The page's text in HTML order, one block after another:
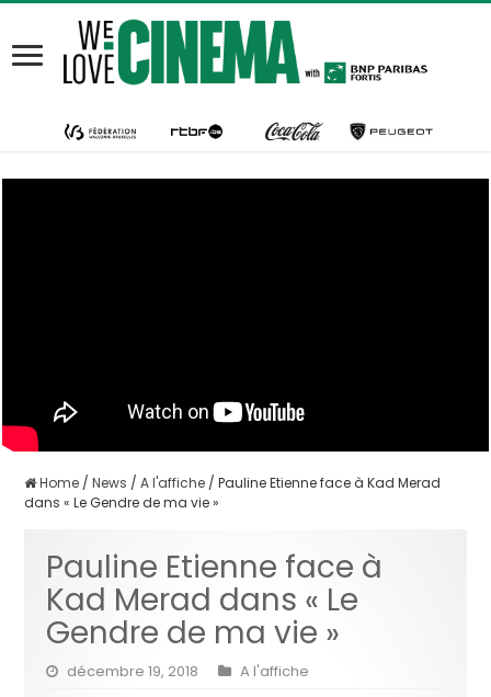
Home / News / A l'affiche / Pauline Etienne face à Kad Merad
dans « Le Gendre de ma vie »
Pauline Etienne face à
Kad Merad dans « Le
Gendre de ma vie »
décembre 19, 2018
A l'affiche